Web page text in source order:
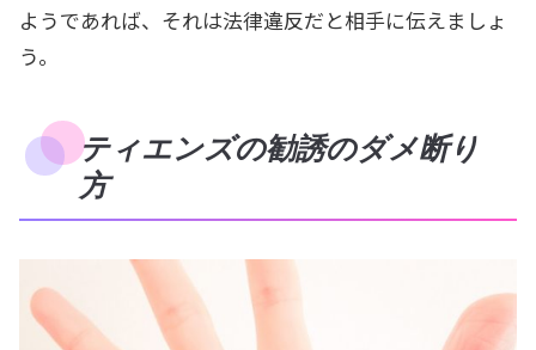
ようであれば、それは法律違反だと相手に伝えましょ
う。
ティエンズの勧誘のダメ断り
方